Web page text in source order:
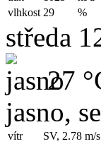
vlhkost 29 %
středa
27
jasno,
vítr SV, 2.78 m/s